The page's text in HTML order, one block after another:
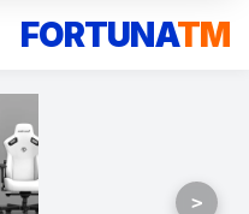
FORTUNATM
>